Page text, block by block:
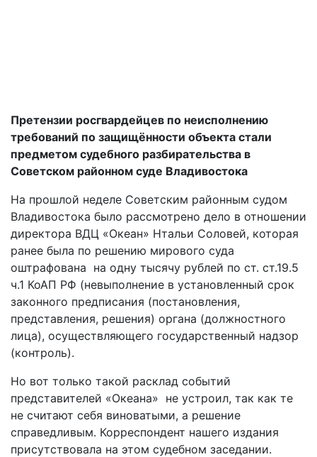
Претензии росгвардейцев по неисполнению
требований по защищённости объекта стали
предметом судебного разбирательства в
Советском районном суде Владивостока
На прошлой неделе Советским районным судом
Владивостока было рассмотрено дело в отношении
директора ВДЦ «Океан» Нтальи Соловей, которая
ранее была по решению мирового суда
оштрафована на одну тысячу рублей по ст. ст.19.5
ч.1 КоАП РФ (невыполнение в установленный срок
законного предписания (постановления,
представления, решения) органа (должностного
лица), осуществляющего государственный надзор
(контроль).
Но вот только такой расклад событий
представителей «Океана» не устроил, так как те
не считают себя виноватыми, а решение
справедливым. Корреспондент нашего издания
присутствовала на этом судебном заседании.